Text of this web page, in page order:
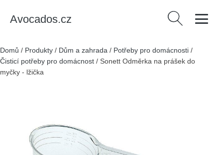
Avocados.cz Vyhledávání
Domů / Produkty / Dům a zahrada / Potřeby pro domácnosti /
Čisticí potřeby pro domácnost / Sonett Odměrka na prášek do
myčky - lžička